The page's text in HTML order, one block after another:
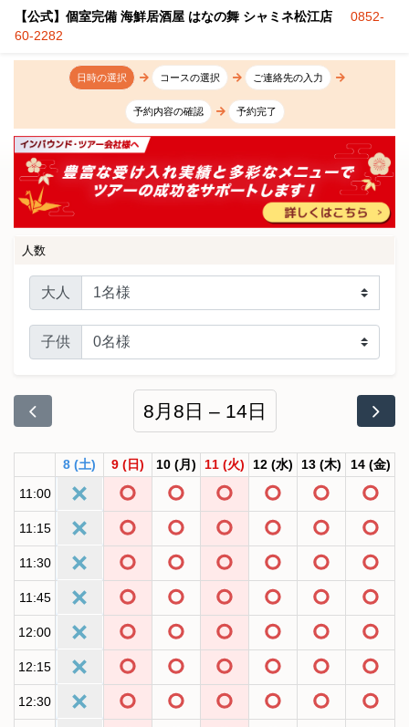
【公式】個室完備 海鮮居酒屋 はなの舞 シャミネ松江店
0852-
60-2282
日時の選択 コースの選択 ご連絡先の入力
予約内容の確認 予約完了
人数
大人
子供
8月8日 – 14日
8 (土) 9 (日) 10 (月) 11 (火) 12 (水) 13 (木) 14 (金)
11:00
11:15
11:30
11:45
12:00
12:15
12:30